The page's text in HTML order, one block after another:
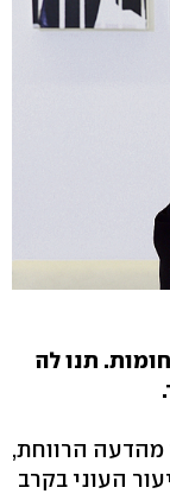
תנו לה
הרווחת,
העוני בקרב